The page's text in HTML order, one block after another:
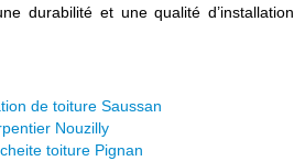
durabilité et une qualité
de toiture Saussan
Nouzilly
toiture Pignan